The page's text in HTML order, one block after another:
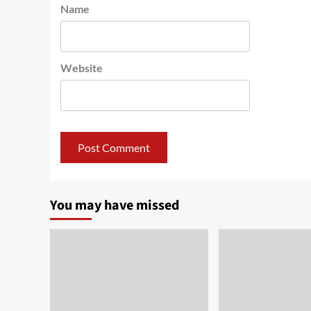
Name
Website
You may have missed